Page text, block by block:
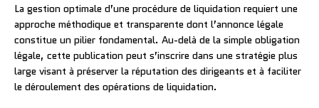
La gestion optimale d’une procédure de liquidation requiert une
approche méthodique et transparente dont l’annonce légale
constitue un pilier fondamental. Au-delà de la simple obligation
légale, cette publication peut s’inscrire dans une stratégie plus
large visant à préserver la réputation des dirigeants et à faciliter
le déroulement des opérations de liquidation.